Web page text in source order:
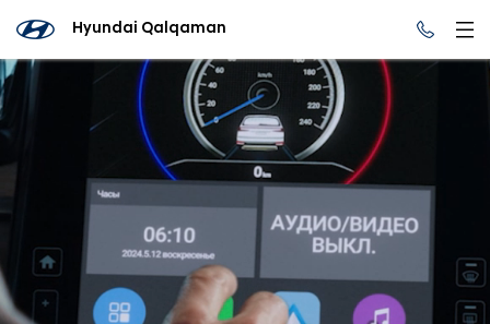
Hyundai Qalqaman